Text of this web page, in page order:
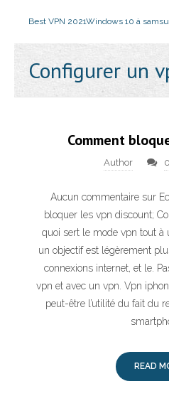
Best VPN 2021Windows 10 à
Configurer un
Comment
Author
Aucun commentaire sur
bloquer les vpn discount;
quoi sert le mode vpn tout à
un objectif est légèrement
connexions internet, et le.
vpn et avec un vpn. Vpn
peut-être l’utilité du fait du
READ